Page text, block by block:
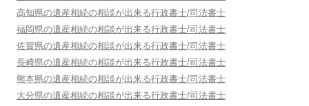
高知県の遺産相続の相談が出来る行政書士/司法書士
福岡県の遺産相続の相談が出来る行政書士/司法書士
佐賀県の遺産相続の相談が出来る行政書士/司法書士
長崎県の遺産相続の相談が出来る行政書士/司法書士
熊本県の遺産相続の相談が出来る行政書士/司法書士
大分県の遺産相続の相談が出来る行政書士/司法書士